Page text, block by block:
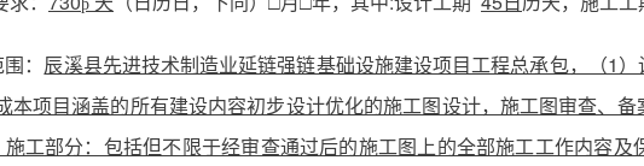
þ
： 辰溪县先进技术制造业延链强链基础设施建设项目工程总承包，（1
本项目涵盖的所有建设内容初步设计优化的施工图设计，施工图审查、
工部分：包括但不限于经审查通过后的施工图上的全部施工工作内容及